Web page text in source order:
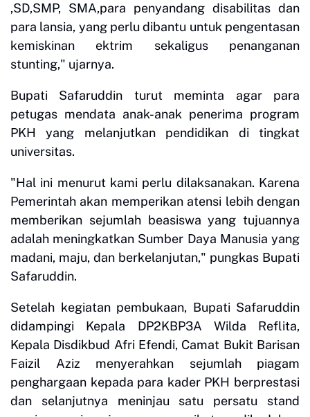
,SD,SMP, SMA,para penyandang disabilitas dan
para lansia, yang perlu dibantu untuk pengentasan
kemiskinan ektrim sekaligus penanganan
stunting," ujarnya.
Bupati Safaruddin turut meminta agar para
petugas mendata anak-anak penerima program
PKH yang melanjutkan pendidikan di tingkat
universitas.
"Hal ini menurut kami perlu dilaksanakan. Karena
Pemerintah akan memperikan atensi lebih dengan
memberikan sejumlah beasiswa yang tujuannya
adalah meningkatkan Sumber Daya Manusia yang
madani, maju, dan berkelanjutan," pungkas Bupati
Safaruddin.
Setelah kegiatan pembukaan, Bupati Safaruddin
didampingi Kepala DP2KBP3A Wilda Reflita,
Kepala Disdikbud Afri Efendi, Camat Bukit Barisan
Faizil Aziz menyerahkan sejumlah piagam
penghargaan kepada para kader PKH berprestasi
dan selanjutnya meninjau satu persatu stand